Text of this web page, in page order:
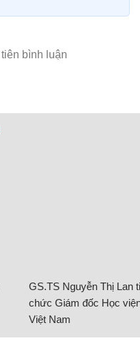
GS.TS Nguyễn Thị Lan
chức Giám đốc Học
Việt Nam